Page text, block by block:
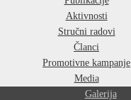
Aktivnosti
Stručni radovi
Članci
Promotivne kampanje
Media
Galerija